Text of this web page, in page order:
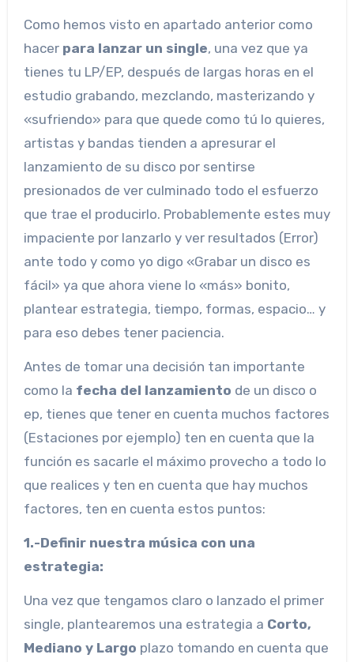
Como hemos visto en apartado anterior como
hacer para lanzar un single, una vez que ya
tienes tu LP/EP, después de largas horas en el
estudio grabando, mezclando, masterizando y
«sufriendo» para que quede como tú lo quieres,
artistas y bandas tienden a apresurar el
lanzamiento de su disco por sentirse
presionados de ver culminado todo el esfuerzo
que trae el producirlo. Probablemente estes muy
impaciente por lanzarlo y ver resultados (Error)
ante todo y como yo digo «Grabar un disco es
fácil» ya que ahora viene lo «más» bonito,
plantear estrategia, tiempo, formas, espacio… y
para eso debes tener paciencia.
Antes de tomar una decisión tan importante
como la fecha del lanzamiento de un disco o
ep, tienes que tener en cuenta muchos factores
(Estaciones por ejemplo) ten en cuenta que la
función es sacarle el máximo provecho a todo lo
que realices y ten en cuenta que hay muchos
factores, ten en cuenta estos puntos:
1.-Definir nuestra música con una
estrategia:
Una vez que tengamos claro o lanzado el primer
single, plantearemos una estrategia a Corto,
Mediano y Largo plazo tomando en cuenta que